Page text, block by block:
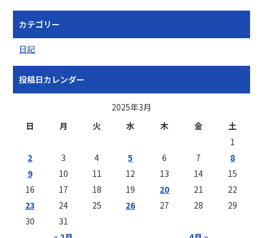
カテゴリー
日記
投稿日カレンダー
2025年3月
日
月 火 水 木 金 土
1
2
3 4 5 6 7
8
9
10 11 12 13 14
15
16
17 18 19 20 21
22
23
24 25 26 27 28
29
30
31